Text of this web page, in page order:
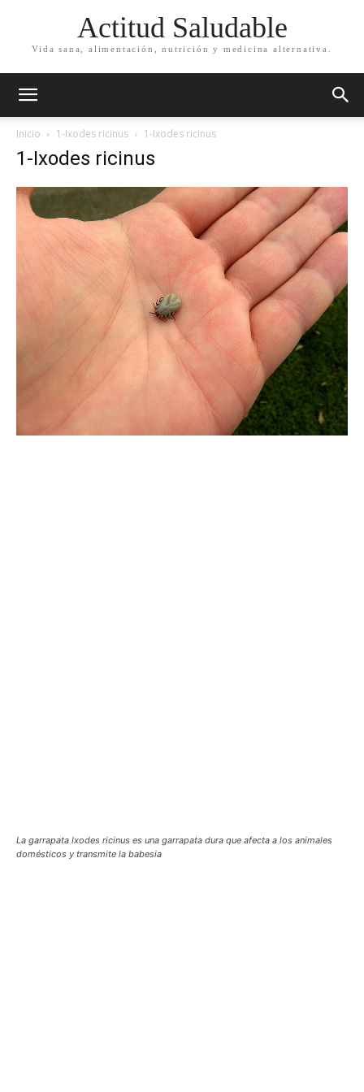
Actitud Saludable
Vida sana, alimentación, nutrición y medicina alternativa.
Inicio 1-Ixodes ricinus 1-Ixodes ricinus
1-Ixodes ricinus
La garrapata Ixodes ricinus es una garrapata dura que afecta a los animales
domésticos y transmite la babesia